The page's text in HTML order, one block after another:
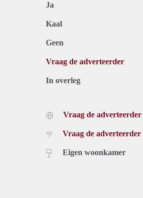
Ja
Kaal
Geen
Vraag de adverteerder
In overleg
Vraag de adverteerder
Vraag de adverteerder
Eigen woonkamer